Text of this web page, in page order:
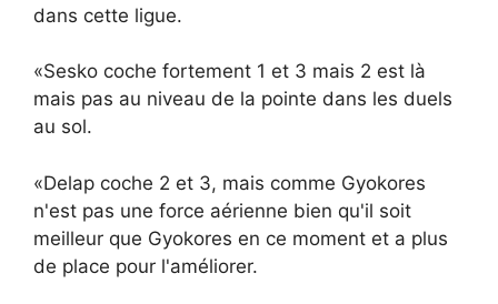
dans cette ligue.
«Sesko coche fortement 1 et 3 mais 2 est là
mais pas au niveau de la pointe dans les duels
au sol.
«Delap coche 2 et 3, mais comme Gyokores
n'est pas une force aérienne bien qu'il soit
meilleur que Gyokores en ce moment et a plus
de place pour l'améliorer.